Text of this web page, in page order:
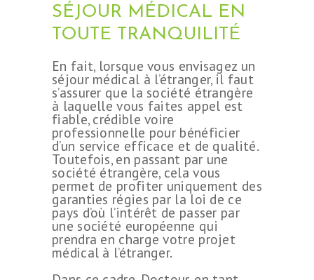
CHIRURGIE
ESTHÉTIQUE
INTERVENTIONS
SÉJOUR MÉDICAL EN
TOUTE TRANQUILITÉ
En fait, lorsque vous envisagez un
séjour médical à l’étranger, il faut
s’assurer que la société étrangère
à laquelle vous faites appel est
fiable, crédible voire
professionnelle pour bénéficier
d’un service efficace et de qualité.
Toutefois, en passant par une
société étrangère, cela vous
permet de profiter uniquement des
garanties régies par la loi de ce
pays d’où l’intérêt de passer par
une société européenne qui
prendra en charge votre projet
médical à l’étranger.